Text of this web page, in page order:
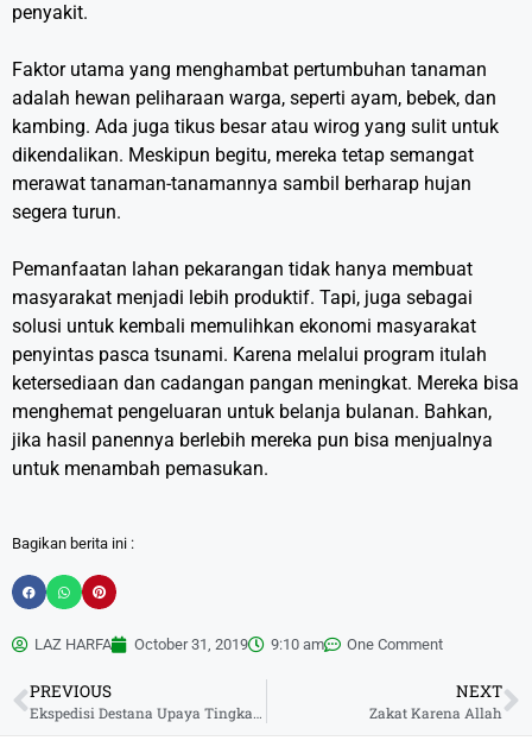
penyakit.
Faktor utama yang menghambat pertumbuhan tanaman
adalah hewan peliharaan warga, seperti ayam, bebek, dan
kambing. Ada juga tikus besar atau wirog yang sulit untuk
dikendalikan. Meskipun begitu, mereka tetap semangat
merawat tanaman-tanamannya sambil berharap hujan
segera turun.
Pemanfaatan lahan pekarangan tidak hanya membuat
masyarakat menjadi lebih produktif. Tapi, juga sebagai
solusi untuk kembali memulihkan ekonomi masyarakat
penyintas pasca tsunami. Karena melalui program itulah
ketersediaan dan cadangan pangan meningkat. Mereka bisa
menghemat pengeluaran untuk belanja bulanan. Bahkan,
jika hasil panennya berlebih mereka pun bisa menjualnya
untuk menambah pemasukan.
Bagikan berita ini :
LAZ HARFA October 31, 2019 9:10 am One Comment
PREVIOUS
Ekspedisi Destana Upaya Tingkatkan Kesiapsiagaan Tsunami
NEXT
Zakat Karena Allah